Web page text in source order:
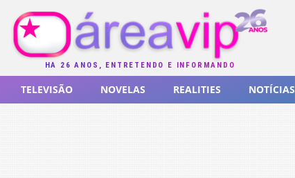
HÁ 26 ANOS, ENTRETENDO E INFORMANDO
TELEVISÃO NOVELAS REALITIES NOTÍCIAS